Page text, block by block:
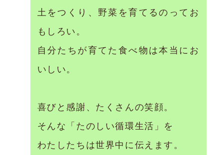
土をつくり、野菜を育てるのってお
もしろい。
自分たちが育てた食べ物は本当にお
いしい。
喜びと感謝、たくさんの笑顔。
そんな「たのしい循環生活」を
わたしたちは世界中に伝えます。